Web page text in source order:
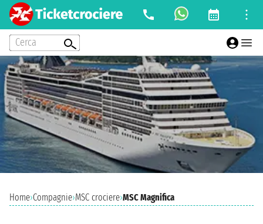
Cerca
Home›Compagnie›MSC crociere›MSC Magnifica